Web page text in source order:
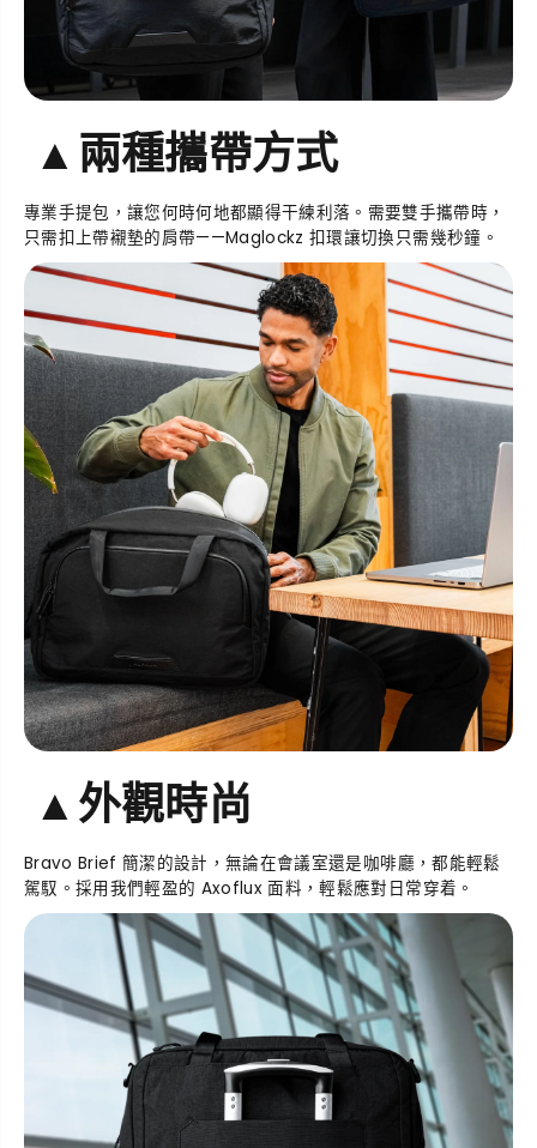
▲兩種攜帶方式
專業手提包，讓您何時何地都顯得干練利落。需要雙手攜帶時，
只需扣上帶襯墊的肩帶——Maglockz 扣環讓切換只需幾秒鐘。
▲外觀時尚
Bravo Brief 簡潔的設計，無論在會議室還是咖啡廳，都能輕鬆
駕馭。採用我們輕盈的 Axoflux 面料，輕鬆應對日常穿着。